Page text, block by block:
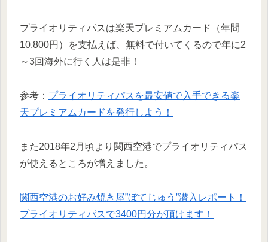
プライオリティパスは楽天プレミアムカード（年間
10,800円）を支払えば、無料で付いてくるので年に2
～3回海外に行く人は是非！
参考： プライオリティパスを最安値で入手できる楽
天プレミアムカードを発行しよう！
また2018年2月頃より関西空港でプライオリティパス
が使えるところが増えました。
関西空港のお好み焼き屋”ぼてじゅう”潜入レポート！
プライオリティパスで3400円分が頂けます！